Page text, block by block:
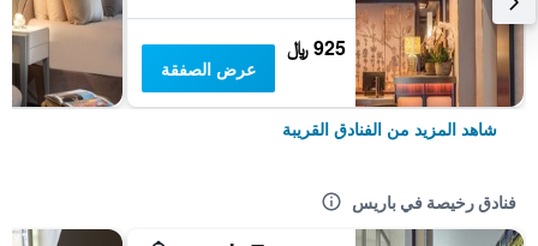
925 ﷼
عرض الصفقة
شاهد المزيد من الفنادق القريبة
فنادق رخيصة في باريس